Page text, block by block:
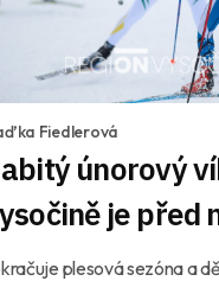
Fiedlerová
únorový
je před
plesová sezóna a